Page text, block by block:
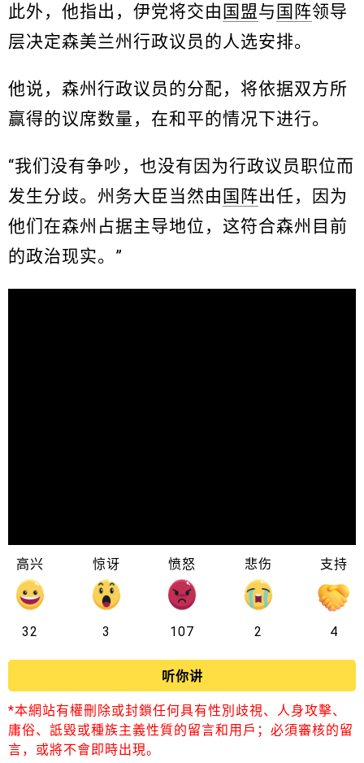
此外，他指出，伊党将交由 国盟与 国阵领导
层决定森美兰州行政议员的人选安排。
他说，森州行政议员的分配，将依据双方所
赢得的议席数量，在和平的情况下进行。
“我们没有争吵，也没有因为行政议员职位而
发生分歧。州务大臣当然由 国阵出任，因为
他们在森州占据主导地位，这符合森州目前
的政治现实。”
高兴
32
惊讶
3
愤怒
107
悲伤
2
支持
4
听你讲
*本網站有權刪除或封鎖任何具有性別歧視、人身攻擊、
庸俗、詆毀或種族主義性質的留言和用戶；必須審核的留
言，或將不會即時出現。